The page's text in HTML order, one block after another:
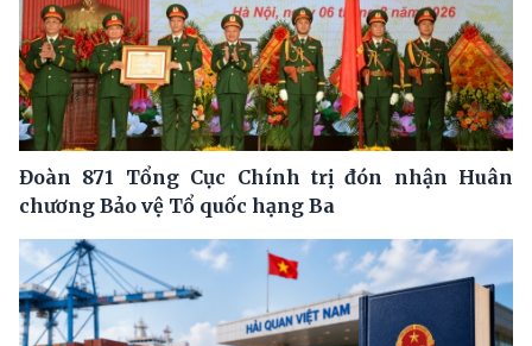
Đoàn 871 Tổng Cục Chính trị đón nhận Huân
chương Bảo vệ Tổ quốc hạng Ba